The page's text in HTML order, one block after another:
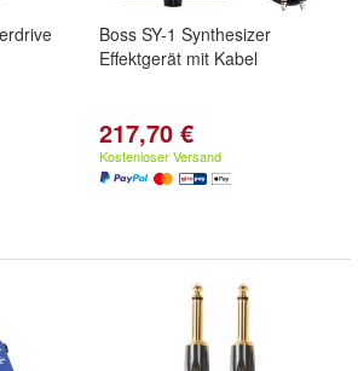
Boss SY-1 Synthesizer
Effektgerät mit Kabel
217,70 €
Kostenloser Versand